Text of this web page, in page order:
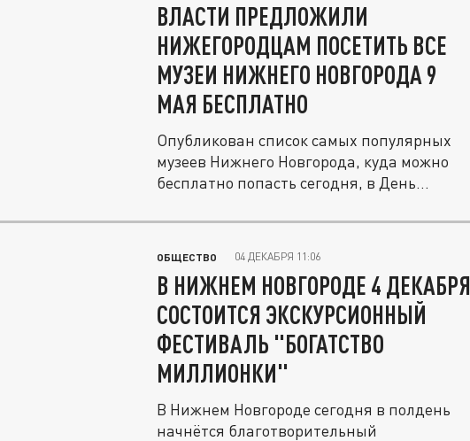
ВЛАСТИ ПРЕДЛОЖИЛИ
НИЖЕГОРОДЦАМ ПОСЕТИТЬ ВСЕ
МУЗЕИ НИЖНЕГО НОВГОРОДА 9
МАЯ БЕСПЛАТНО
Опубликован список самых популярных
музеев Нижнего Новгорода, куда можно
бесплатно попасть сегодня, в День...
ОБЩЕСТВО 04 ДЕКАБРЯ 11:06
В НИЖНЕМ НОВГОРОДЕ 4 ДЕКАБРЯ
СОСТОИТСЯ ЭКСКУРСИОННЫЙ
ФЕСТИВАЛЬ "БОГАТСТВО
МИЛЛИОНКИ"
В Нижнем Новгороде сегодня в полдень
начнётся благотворительный